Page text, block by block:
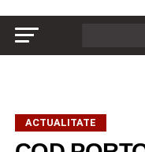
ACTUALITATE